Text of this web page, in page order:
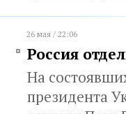
26 мая / 22:06
Россия
На
президента